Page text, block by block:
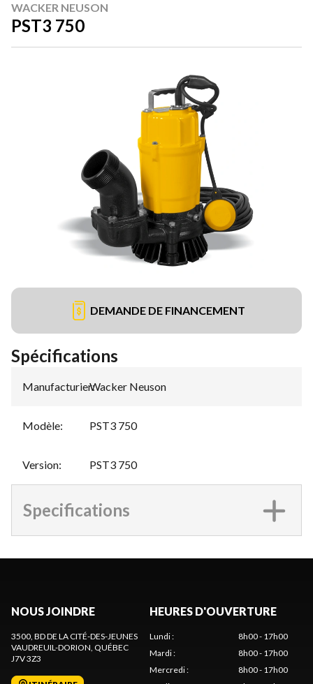
WACKER NEUSON
PST3 750
DEMANDE DE FINANCEMENT
Spécifications
Manufacturier:
Wacker Neuson
Modèle: PST3 750
Version: PST3 750
Specifications
NOUS JOINDRE
3500, BD DE LA CITÉ-DES-JEUNES
VAUDREUIL-DORION, QUÉBEC
J7V 3Z3
HEURES D'OUVERTURE
Lundi:
8h00 - 17h00
Mardi:
8h00 - 17h00
Mercredi:
8h00 - 17h00